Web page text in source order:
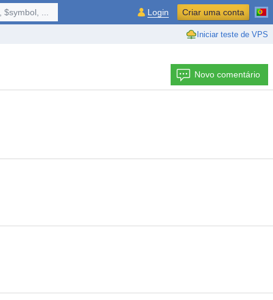
Iniciar teste de VPS
... Login Criar uma conta
Novo comentário